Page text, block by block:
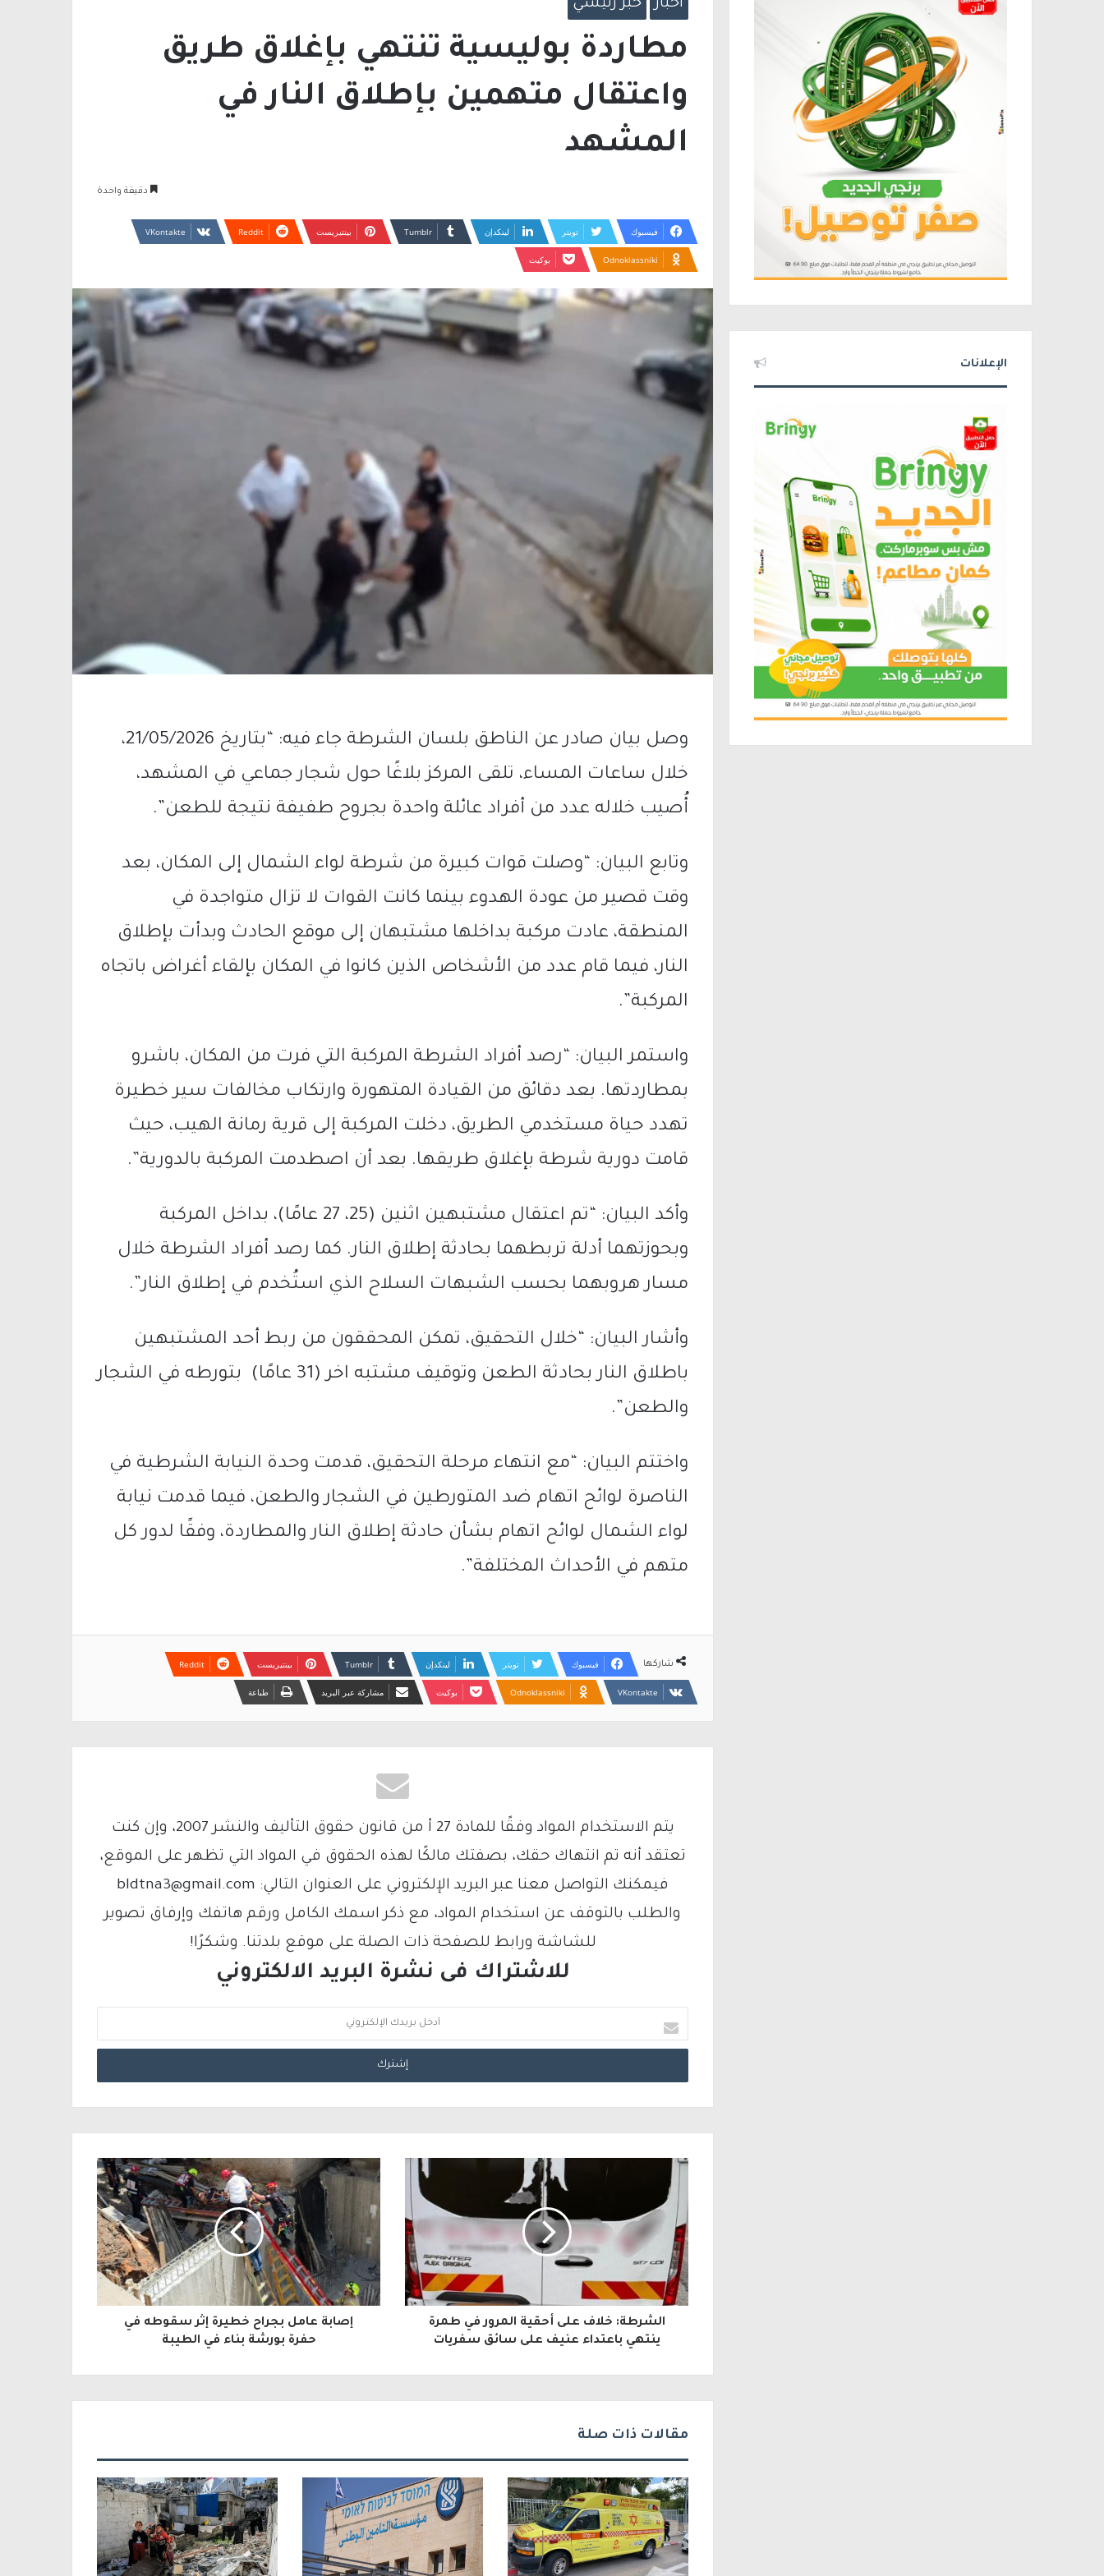
أخبار خبر رئيسي
مطاردة بوليسية تنتهي بإغلاق طريق
واعتقال متهمين بإطلاق النار في
المشهد
دقيقة واحدة
فيسبوك تويتر لينكدإن بينتيريست
Odnoklassniki بوكيت
وصل بيان صادر عن الناطق بلسان الشرطة جاء فيه: “بتاريخ 21/05/2026،
خلال ساعات المساء، تلقى المركز بلاغًا حول شجار جماعي في المشهد،
أُصيب خلاله عدد من أفراد عائلة واحدة بجروح طفيفة نتيجة للطعن”.
وتابع البيان: “وصلت قوات كبيرة من شرطة لواء الشمال إلى المكان، بعد
وقت قصير من عودة الهدوء بينما كانت القوات لا تزال متواجدة في
المنطقة، عادت مركبة بداخلها مشتبهان إلى موقع الحادث وبدأت بإطلاق
النار، فيما قام عدد من الأشخاص الذين كانوا في المكان بإلقاء أغراض باتجاه
المركبة”.
واستمر البيان: “رصد أفراد الشرطة المركبة التي فرت من المكان، باشرو
بمطاردتها. بعد دقائق من القيادة المتهورة وارتكاب مخالفات سير خطيرة
تهدد حياة مستخدمي الطريق، دخلت المركبة إلى قرية رمانة الهيب، حيث
قامت دورية شرطة بإغلاق طريقها. بعد أن اصطدمت المركبة بالدورية”.
وأكد البيان: “تم اعتقال مشتبهين اثنين (25، 27 عامًا)، بداخل المركبة
وبحوزتهما أدلة تربطهما بحادثة إطلاق النار. كما رصد أفراد الشرطة خلال
مسار هروبهما بحسب الشبهات السلاح الذي استُخدم في إطلاق النار”.
وأشار البيان: “خلال التحقيق، تمكن المحققون من ربط أحد المشتبهين
باطلاق النار بحادثة الطعن وتوقيف مشتبه اخر (31 عامًا) بتورطه في الشجار
والطعن”.
واختتم البيان: “مع انتهاء مرحلة التحقيق، قدمت وحدة النيابة الشرطية في
الناصرة لوائح اتهام ضد المتورطين في الشجار والطعن، فيما قدمت نيابة
لواء الشمال لوائح اتهام بشأن حادثة إطلاق النار والمطاردة، وفقًا لدور كل
متهم في الأحداث المختلفة”.
شاركها فيسبوك تويتر لينكدإن بينتيريست
Odnoklassniki بوكيت مشاركة عبر البريد طباعة
يتم الاستخدام المواد وفقًا للمادة 27 أ من قانون حقوق التأليف والنشر 2007، وإن كنت
تعتقد أنه تم انتهاك حقك، بصفتك مالكًا لهذه الحقوق في المواد التي تظهر على الموقع،
فيمكنك التواصل معنا عبر البريد الإلكتروني على العنوان التالي: bldtna3@gmail.com
والطلب بالتوقف عن استخدام المواد، مع ذكر اسمك الكامل ورقم هاتفك وإرفاق تصوير
للشاشة ورابط للصفحة ذات الصلة على موقع بلدتنا. وشكرًا!
للاشتراك فى نشرة البريد الالكتروني
د
خ
ل
ب
ر
د
ك
ا
ل
و
ن
ي
الشرطة: خلاف على أحقية المرور في طمرة
ينتهي باعتداء عنيف على سائق سفريات
إصابة عامل بجراح خطيرة إثر سقوطه في
حفرة بورشة بناء في الطيبة
مقالات ذات صلة
الإعلانات